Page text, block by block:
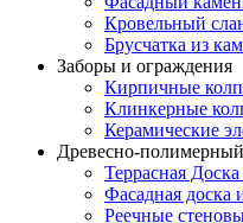
Кровельный
Брусчатка из
Заборы и ограждения
Кирпичные
Клинкерные
Керамические
Древесно-
Террасная
Фасадная
Реечные